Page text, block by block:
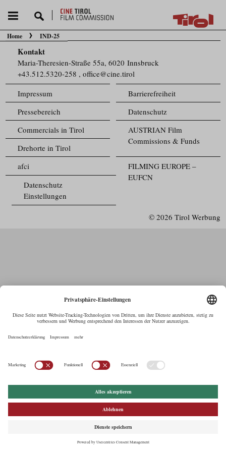
Sie befinden sich hier:
Home IND-25
Kontakt
Maria-Theresien-Straße 55a, 6020 Innsbruck
+43.512.5320-258 ,office@cine.tirol
Impressum
Barrierefreiheit
Pressebereich
Datenschutz
Commercials in Tirol
AUSTRIAN Film
Commissions & Funds
Drehorte in Tirol
FILMING EUROPE –
EUFCN
afci
Datenschutz
Einstellungen
© 2026 Tirol Werbung